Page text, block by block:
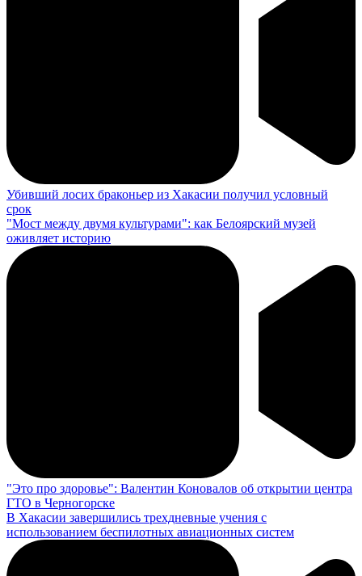
Убивший лосих браконьер из Хакасии получил условный
срок
"Мост между двумя культурами": как Белоярский музей
оживляет историю
"Это про здоровье": Валентин Коновалов об открытии центра
ГТО в Черногорске
В Хакасии завершились трехдневные учения с
использованием беспилотных авиационных систем